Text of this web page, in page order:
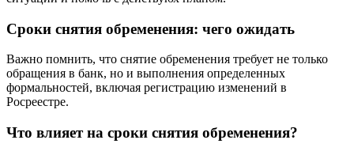
Сроки снятия обременения: чего ожидать
Важно помнить, что снятие обременения требует не только
обращения в банк, но и выполнения определенных
формальностей, включая регистрацию изменений в
Росреестре.
Что влияет на сроки снятия обременения?